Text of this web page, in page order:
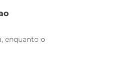
enquanto o